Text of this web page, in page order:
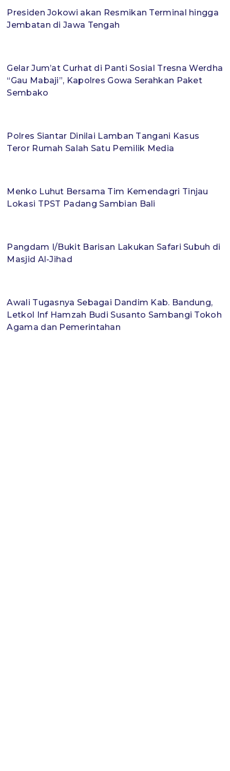
Presiden Jokowi akan Resmikan Terminal hingga
Jembatan di Jawa Tengah
Gelar Jum’at Curhat di Panti Sosial Tresna Werdha
“Gau Mabaji”, Kapolres Gowa Serahkan Paket
Sembako
Polres Siantar Dinilai Lamban Tangani Kasus
Teror Rumah Salah Satu Pemilik Media
Menko Luhut Bersama Tim Kemendagri Tinjau
Lokasi TPST Padang Sambian Bali
Pangdam I/Bukit Barisan Lakukan Safari Subuh di
Masjid Al-Jihad
Awali Tugasnya Sebagai Dandim Kab. Bandung,
Letkol Inf Hamzah Budi Susanto Sambangi Tokoh
Agama dan Pemerintahan